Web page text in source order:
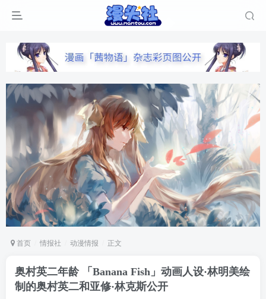
首页 情报社 动漫情报 正文
奥村英二年龄 「Banana Fish」动画人设·林明美绘
制的奥村英二和亚修·林克斯公开